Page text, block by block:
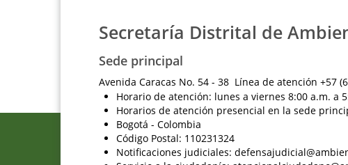
Secretaría Distrital de
Sede principal
Avenida Caracas No. 54 - 38 Línea de atención +57
Horario de atención: lunes a viernes 8:00 a.m. a
Horarios de atención presencial en la sede
Bogotá - Colombia
Código Postal: 110231324
Notificaciones judiciales: